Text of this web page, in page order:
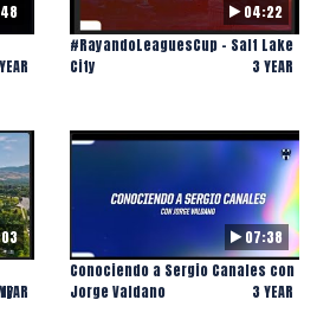
04:22
#RayandoLeaguesCup - Salt Lake
City
3 YEAR
07:38
Conociendo a Sergio Canales con
Jorge Valdano
3 YEAR